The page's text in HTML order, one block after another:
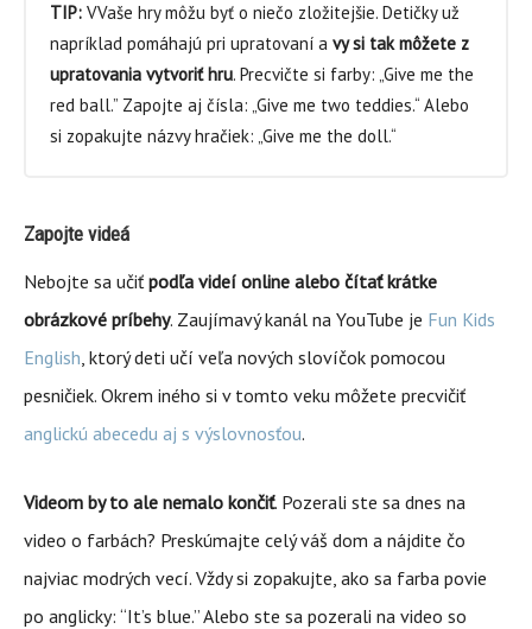
TIP: VVaše hry môžu byť o niečo zložitejšie. Detičky už
napríklad pomáhajú pri upratovaní a vy si tak môžete z
upratovania vytvoriť hru. Precvičte si farby: „Give me the
red ball.” Zapojte aj čísla: „Give me two teddies.“ Alebo
si zopakujte názvy hračiek: „Give me the doll.“
Zapojte videá
Nebojte sa učiťpodľa videí online alebo čítať krátke
obrázkové príbehy. Zaujímavý kanál na YouTube je Fun Kids
English, ktorý deti učí veľa nových slovíčok pomocou
pesničiek. Okrem iného si v tomto veku môžete precvičiť
anglickú abecedu aj s výslovnosťou.
Videom by to ale nemalo končiť. Pozerali ste sa dnes na
video o farbách? Preskúmajte celý váš dom a nájdite čo
najviac modrých vecí. Vždy si zopakujte, ako sa farba povie
po anglicky: “It’s blue.” Alebo ste sa pozerali na video so